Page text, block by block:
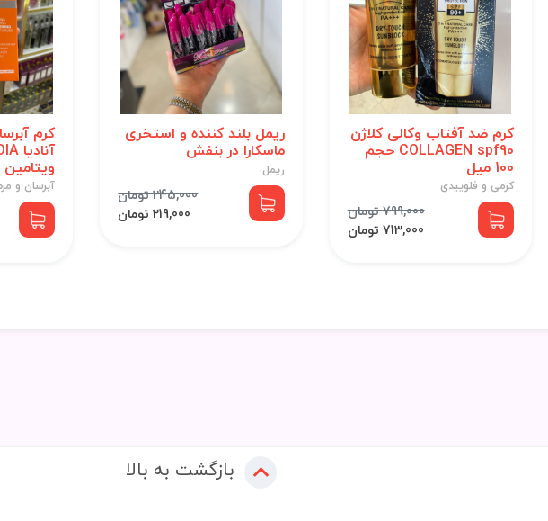
کرم ضد آفتاب وکالی کلاژن
COLLAGEN spf90 حجم
100 میل
کرمی و فلوییدی
799,000 تومان
713,000 تومان
ریمل بلند کننده و استخری
ماسکارا در بنفش
ریمل
245,000 تومان
219,000 تومان
کرم
ویتامین C حجم 150 میل
آبرسان و
بازگشت به بالا